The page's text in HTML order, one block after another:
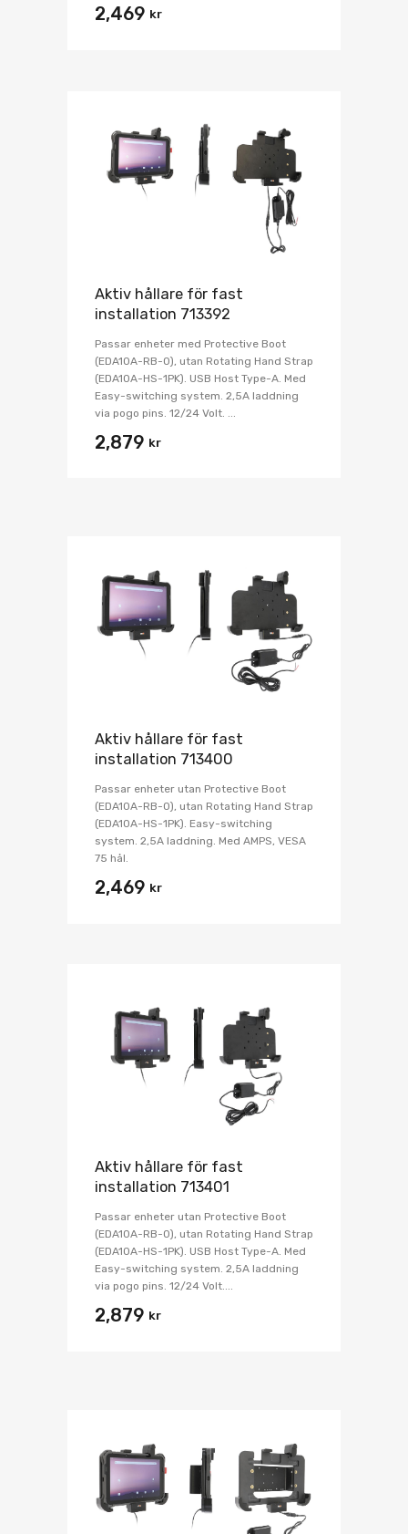
2,469 kr
Aktiv hållare för fast
installation 713392
Passar enheter med Protective Boot
(EDA10A-RB-0), utan Rotating Hand Strap
(EDA10A-HS-1PK). USB Host Type-A. Med
Easy-switching system. 2,5A laddning
via pogo pins. 12/24 Volt. ...
2,879 kr
Aktiv hållare för fast
installation 713400
Passar enheter utan Protective Boot
(EDA10A-RB-0), utan Rotating Hand Strap
(EDA10A-HS-1PK). Easy-switching
system. 2,5A laddning. Med AMPS, VESA
75 hål.
2,469 kr
Aktiv hållare för fast
installation 713401
Passar enheter utan Protective Boot
(EDA10A-RB-0), utan Rotating Hand Strap
(EDA10A-HS-1PK). USB Host Type-A. Med
Easy-switching system. 2,5A laddning
via pogo pins. 12/24 Volt....
2,879 kr